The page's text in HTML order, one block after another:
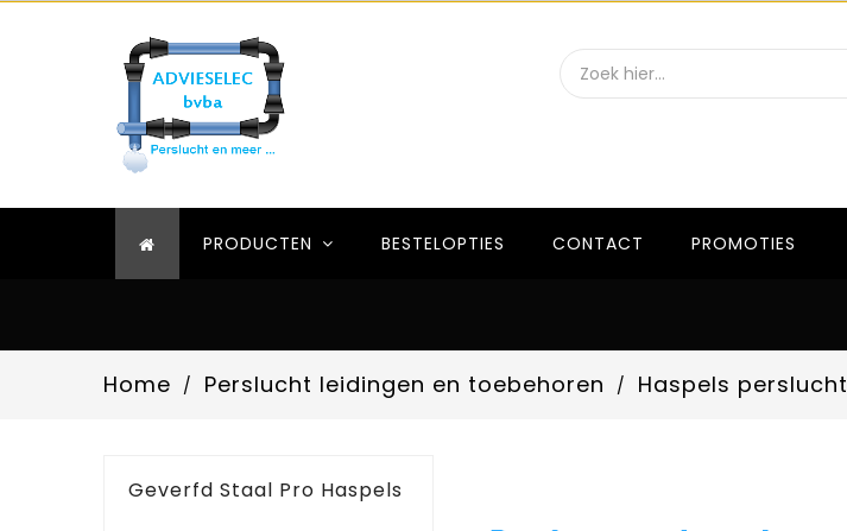
PRODUCTEN BESTELOPTIES CONTACT PROMOTIES
Home Perslucht leidingen en toebehoren Haspels perslucht
Geverfd Staal Pro Haspels